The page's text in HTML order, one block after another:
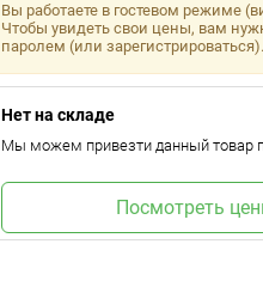
Вы работаете в гостевом режиме
Чтобы увидеть свои цены, вам
паролем (или зарегистрироваться).
Нет на складе
Мы можем привезти данный товар
Посмотреть